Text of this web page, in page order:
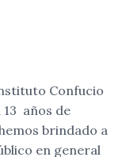
Confucio
años de
brindado a
en general